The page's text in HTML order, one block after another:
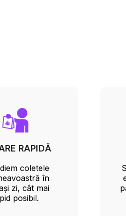
RAPIDĂ
coletele
în
zi, cât mai
posibil.